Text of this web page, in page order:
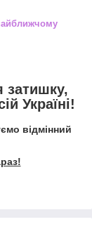
затишку,
Україні!
відмінний